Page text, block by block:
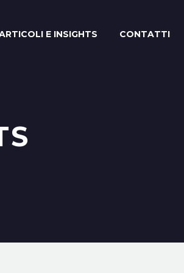
E INSIGHTS CONTATTI